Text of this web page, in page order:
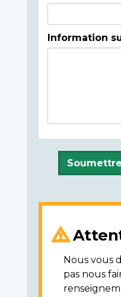
Information
Soumettre
Nous vous
pas nous